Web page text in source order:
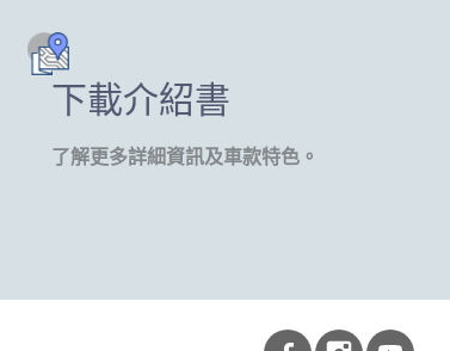
下載介紹書
了解更多詳細資訊及車款特色。